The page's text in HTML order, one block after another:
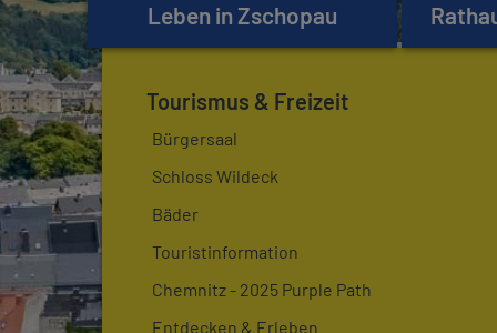
Leben in Zschopau
Tourismus & Freizeit
Bürgersaal
Schloss Wildeck
Bäder
Touristinformation
Chemnitz - 2025 Purple Path
Entdecken & Erleben